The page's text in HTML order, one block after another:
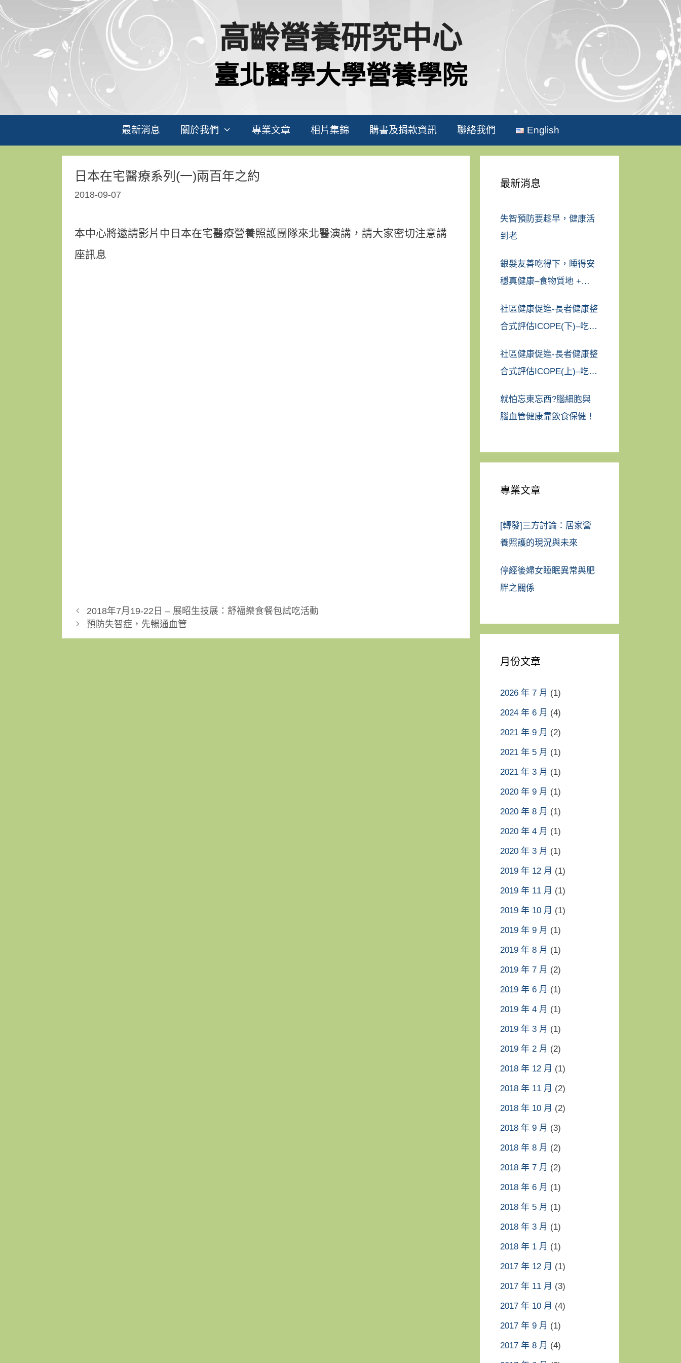
跳
至
主
容
高齡營養研究中心
臺北醫學大學營養學院
最新消息 關於我們 專業文章 相片集錦 購書及捐款資訊 聯絡我們 English
日本在宅醫療系列(一)兩百年之約
2018-09-07
本中心將邀請影片中日本在宅醫療營養照護團隊來北醫演講，請大家密切注意講
座訊息
2018年7月19-22日 – 展昭生技展：舒福樂食餐包試吃活動
預防失智症，先暢通血管
最新消息
失智預防要趁早，健康活
到老
銀髮友善吃得下，睡得安
穩真健康–食物質地 +
社區健康促進-長者健康整
合式評估ICOPE(下)–吃得
社區健康促進-長者健康整
合式評估ICOPE(上)–吃得
就怕忘東忘西?腦細胞與
腦血管健康靠飲食保健！
專業文章
[轉發]三方討論：居家營
養照護的現況與未來
停經後婦女睡眠異常與肥
胖之關係
月份文章
2026 年 7 月 (1)
2024 年 6 月 (4)
2021 年 9 月 (2)
2021 年 5 月 (1)
2021 年 3 月 (1)
2020 年 9 月 (1)
2020 年 8 月 (1)
2020 年 4 月 (1)
2020 年 3 月 (1)
2019 年 12 月 (1)
2019 年 11 月 (1)
2019 年 10 月 (1)
2019 年 9 月 (1)
2019 年 8 月 (1)
2019 年 7 月 (2)
2019 年 6 月 (1)
2019 年 4 月 (1)
2019 年 3 月 (1)
2019 年 2 月 (2)
2018 年 12 月 (1)
2018 年 11 月 (2)
2018 年 10 月 (2)
2018 年 9 月 (3)
2018 年 8 月 (2)
2018 年 7 月 (2)
2018 年 6 月 (1)
2018 年 5 月 (1)
2018 年 3 月 (1)
2018 年 1 月 (1)
2017 年 12 月 (1)
2017 年 11 月 (3)
2017 年 10 月 (4)
2017 年 9 月 (1)
2017 年 8 月 (4)